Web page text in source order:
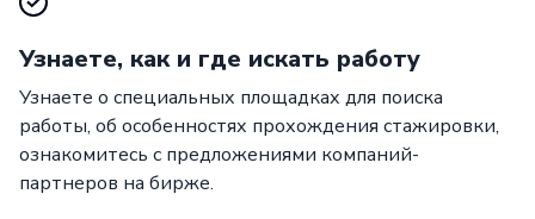
Узнаете, как и где искать работу
Узнаете о специальных площадках для поиска
работы, об особенностях прохождения стажировки,
ознакомитесь с предложениями компаний-
партнеров на бирже.